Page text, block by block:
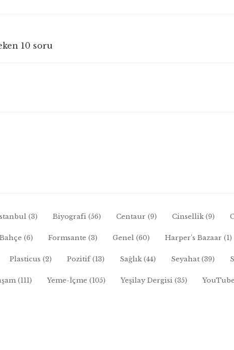
10 soru
(3) Biyografi (56) Centaur (9) Cinsellik(9)
(6) Formsante (3) Genel (60) Harper's Bazaar (1)
Plasticus (2) Pozitif(13) Sağlık(44) Seyahat (39)
(111) Yeme-İçme (105) Yeşilay Dergisi (35) YouTube